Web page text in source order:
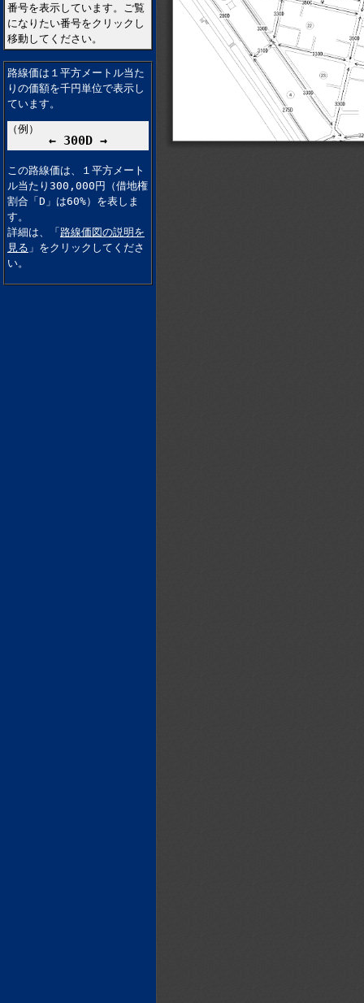
番号を表示しています。ご覧
になりたい番号をクリックし
移動してください。
路線価は１平方メートル当た
りの価額を千円単位で表示し
ています。
（例）
← 300D →
この路線価は、１平方メート
ル当たり300,000円（借地権
割合「D」は60%）を表しま
す。
詳細は、「 路線価図の説明を
見る 」をクリックしてくださ
い。